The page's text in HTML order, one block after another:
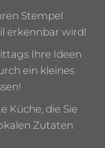
Stempel
erkennbar wird!
Ihre Ideen
ein kleines
Küche, die Sie
Zutaten